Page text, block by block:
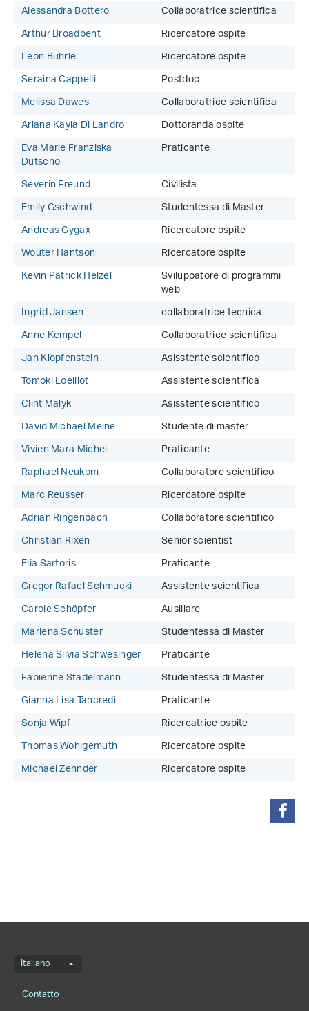
Alessandra Bottero
Collaboratrice scientifica
Arthur Broadbent
Ricercatore ospite
Leon Bührle
Ricercatore ospite
Seraina Cappelli
Postdoc
Melissa Dawes
Collaboratrice scientifica
Ariana Kayla Di Landro
Dottoranda ospite
Eva Marie Franziska
Dutscho
Praticante
Severin Freund
Civilista
Emily Gschwind
Studentessa di Master
Andreas Gygax
Ricercatore ospite
Wouter Hantson
Ricercatore ospite
Kevin Patrick Helzel
Sviluppatore di programmi
web
Ingrid Jansen
collaboratrice tecnica
Anne Kempel
Collaboratrice scientifica
Jan Klopfenstein
Asisstente scientifico
Tomoki Loeillot
Assistente scientifica
Clint Malyk
Asisstente scientifico
David Michael Meine
Studente di master
Vivien Mara Michel
Praticante
Raphael Neukom
Collaboratore scientifico
Marc Reusser
Ricercatore ospite
Adrian Ringenbach
Collaboratore scientifico
Christian Rixen
Senior scientist
Elia Sartoris
Praticante
Gregor Rafael Schmucki
Assistente scientifica
Carole Schöpfer
Ausiliare
Marlena Schuster
Studentessa di Master
Helena Silvia Schwesinger
Praticante
Fabienne Stadelmann
Studentessa di Master
Gianna Lisa Tancredi
Praticante
Sonja Wipf
Ricercatrice ospite
Thomas Wohlgemuth
Ricercatore ospite
Michael Zehnder
Ricercatore ospite
Menu della lingua
Italiano
Footernavigation
Contatto